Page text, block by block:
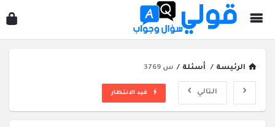
الرئيسة / أسئلة / س 3769
التالي قيد الانتظار